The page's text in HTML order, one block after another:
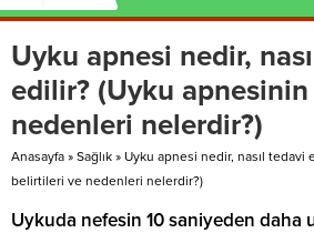
Uyku apnesi nedir,
edilir? (Uyku
nedenleri nelerdir?)
Anasayfa » Sağlık » Uyku apnesi nedir, nasıl tedavi
belirtileri ve nedenleri nelerdir?)
Uykuda nefesin 10 saniyeden daha